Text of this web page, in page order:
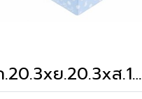
ก.20.3xย.20.3xส.10 cm กล่องเค้ก 1 ปอนด์ ฟ้าจุด